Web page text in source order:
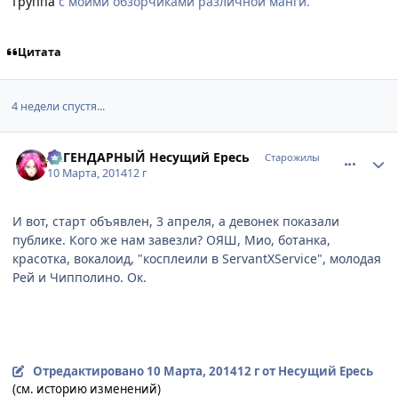
Цитата
4 недели спустя...
ЛЕГЕНДАРНЫЙ Несущий Ересь Старожилы
10 Марта, 201412 г
И вот, старт объявлен, 3 апреля, а девонек показали
публике. Кого же нам завезли? ОЯШ, Мио, ботанка,
красотка, вокалоид, "косплеили в ServantXService", молодая
Рей и Чипполино. Ок.
Отредактировано 10 Марта, 201412 гот Несущий Ересь
(см. историю изменений)